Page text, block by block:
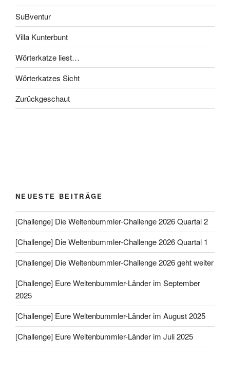
SuBventur
Villa Kunterbunt
Wörterkatze liest…
Wörterkatzes Sicht
Zurückgeschaut
NEUESTE BEITRÄGE
[Challenge] Die Weltenbummler-Challenge 2026 Quartal 2
[Challenge] Die Weltenbummler-Challenge 2026 Quartal 1
[Challenge] Die Weltenbummler-Challenge 2026 geht weiter
[Challenge] Eure Weltenbummler-Länder im September
2025
[Challenge] Eure Weltenbummler-Länder im August 2025
[Challenge] Eure Weltenbummler-Länder im Juli 2025